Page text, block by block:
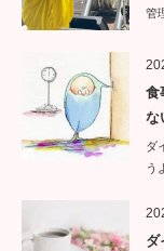
管
食
な
ダ
う
ダ